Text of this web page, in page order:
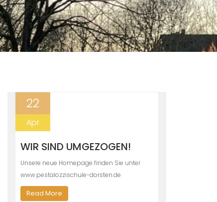
22
Apr
WIR SIND UMGEZOGEN!
Unsere neue Homepage finden Sie unter
www.pestalozzischule-dorsten.de
Read More